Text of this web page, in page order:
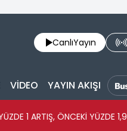
CanlıYayın
VİDEO YAYIN AKIŞI
1 ARTIŞ, ÖNCEKİ YÜZDE 1,9